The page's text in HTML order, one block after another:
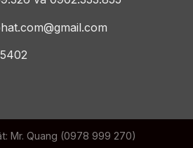
Mr. Quang (0978 999 270)